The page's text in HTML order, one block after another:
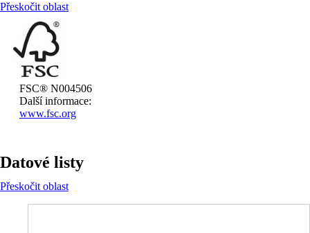
Přeskočit oblast
FSC® N004506
Další informace:
www.fsc.org
Datové listy
Přeskočit oblast